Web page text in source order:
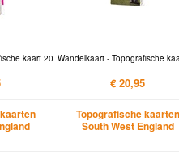
kaart 20 Wandelkaart - Topografische
€ 20,95
Topografische kaarten
South West England